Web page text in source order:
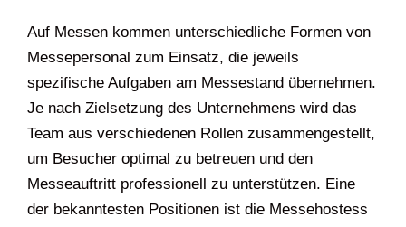
Auf Messen kommen unterschiedliche Formen von
Messepersonal zum Einsatz, die jeweils
spezifische Aufgaben am Messestand übernehmen.
Je nach Zielsetzung des Unternehmens wird das
Team aus verschiedenen Rollen zusammengestellt,
um Besucher optimal zu betreuen und den
Messeauftritt professionell zu unterstützen. Eine
der bekanntesten Positionen ist die Messehostess